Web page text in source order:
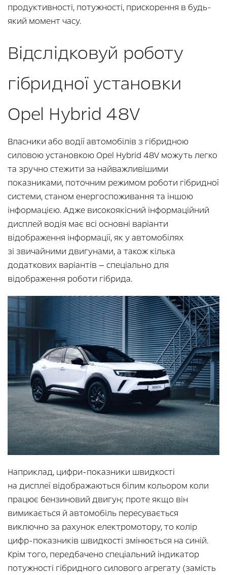
продуктивності, потужності, прискорення в будь-
який момент часу.
Відслідковуй роботу
гібридної установки
Opel Hybrid 48V
Власники або водії автомобілів з гібридною
силовою установкою Opel Hybrid 48V можуть легко
та зручно стежити за найважливішими
показниками, поточним режимом роботи гібридної
системи, станом енергоспоживання та іншою
інформацією. Адже високоякісний інформаційний
дисплей водія має всі основні варіанти
відображення інформації, як у автомобілях
зі звичайними двигунами, а також кілька
додаткових варіантів — спеціально для
відображення роботи гібрида.
Наприклад, цифри-показники швидкості
на дисплеї відображаються білим кольором коли
працює бензиновий двигун; проте якщо він
вимикається й автомобіль пересувається
виключно за рахунок електромотору, то колір
цифр-показників швидкості змінюється на синій.
Крім того, передбачено спеціальний індикатор
потужності гібридного силового агрегату (замість